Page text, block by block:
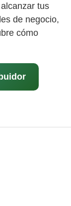
tus
de negocio,
cómo